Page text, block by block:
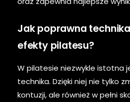
Jak poprawna
efekty pilatesu?
W pilatesie niezwykle istotna
technika. Dzięki niej nie tylko
kontuzji, ale również w pełni